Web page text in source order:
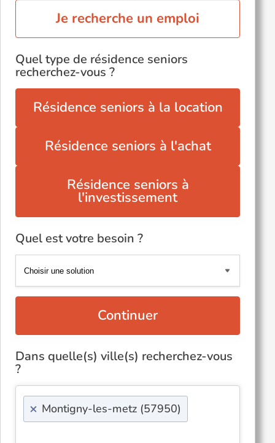
Je recherche un emploi
Quel type de résidence seniors
recherchez-vous ?
Résidence seniors à la location
Résidence seniors à l'achat
Résidence seniors à
l'investissement
Quel est votre besoin ?
Continuer
Dans quelle(s) ville(s) recherchez-vous
?
× Montigny-les-metz (57950)